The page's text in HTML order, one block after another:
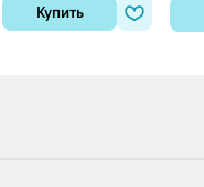
Купить